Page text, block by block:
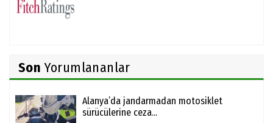
Son Yorumlananlar
Alanya’da jandarmadan motosiklet
sürücülerine ceza...